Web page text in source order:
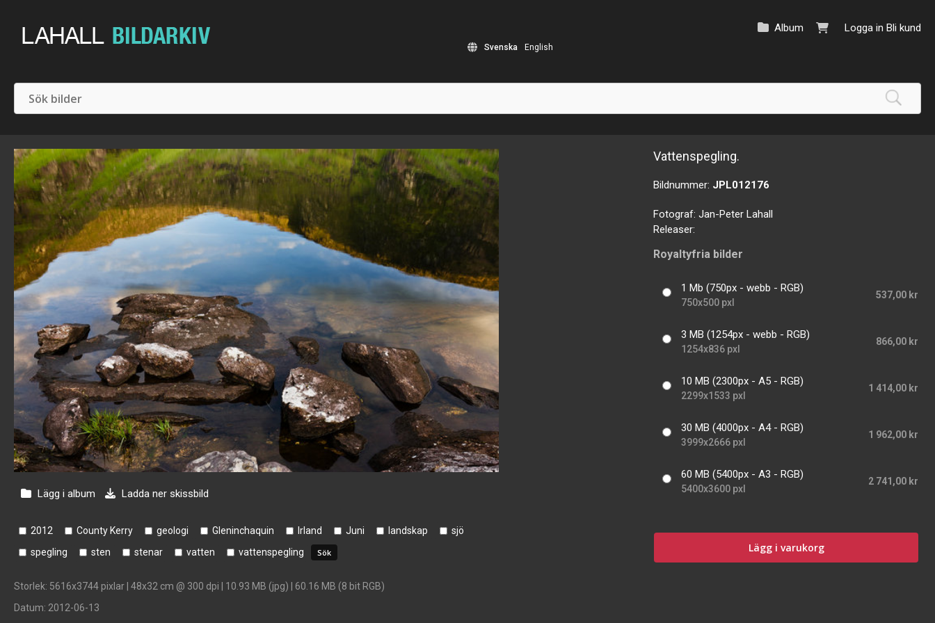
Logga in Bli kund
Album
Svenska English
Lägg i album Ladda ner skissbild
2012 County Kerry geologi Gleninchaquin Irland Juni landskap
sjö
spegling
sten stenar vatten vattenspegling
Storlek: 5616x3744 pixlar | 48x32 cm @ 300 dpi | 10.93 MB (jpg) | 60.16 MB (8 bit RGB)
Datum: 2012-06-13
Vattenspegling.
Bildnummer: JPL012176
Fotograf:Jan-Peter Lahall
Releaser:
Royaltyfria bilder
1 Mb (750px - webb - RGB)
750x500 pxl
537,00 kr
3 MB (1254px - webb - RGB)
1254x836 pxl
866,00 kr
10 MB (2300px - A5 - RGB)
2299x1533 pxl
1 414,00 kr
30 MB (4000px - A4 - RGB)
3999x2666 pxl
1 962,00 kr
60 MB (5400px - A3 - RGB)
5400x3600 pxl
2 741,00 kr
Lägg i varukorg